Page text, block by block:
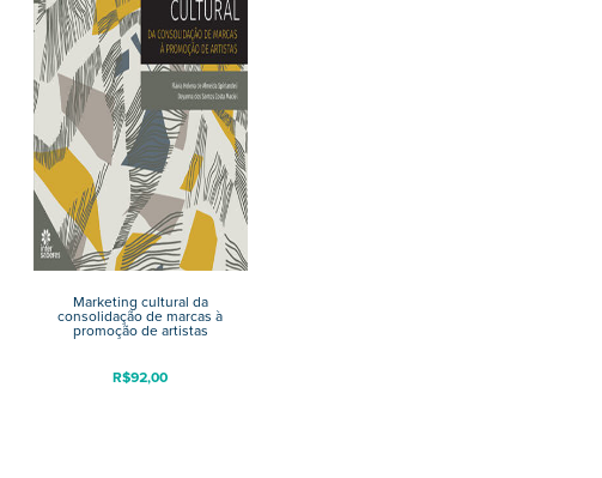
Marketing cultural da
consolidação de marcas à
promoção de artistas
R$92,00